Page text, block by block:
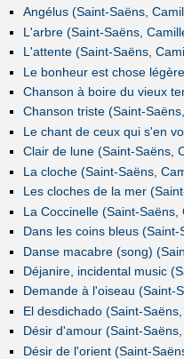
Angélus (Saint-Saëns,
L'arbre (Saint-Saëns,
L'attente (Saint-Saëns,
Le bonheur est chose
Chanson à boire du vieux
Chanson triste (Saint-
Le chant de ceux qui s'en
Clair de lune (Saint-Saëns,
La cloche (Saint-Saëns,
Les cloches de la mer
La Coccinelle (Saint-Saëns,
Dans les coins bleus (Saint-
Danse macabre (song)
Déjanire, incidental music
Demande à l'oiseau (Saint-
El desdichado (Saint-
Désir d'amour (Saint-
Désir de l'orient (Saint-